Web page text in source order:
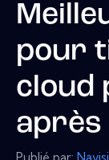
pour
cloud
Publié par: